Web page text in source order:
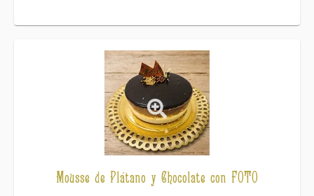
Link
Mousse de Plátano y Chocolate con FOTO